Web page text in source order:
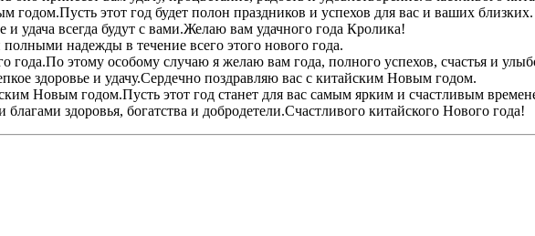
этот год будет полон праздников и успехов для вас и ваших близких.
удача всегда будут с вами.Желаю вам удачного года Кролика!
надежды в течение всего этого нового года.
года.По этому особому случаю я желаю вам года, полного успехов, счастья и
здоровье и удачу.Сердечно поздравляю вас с китайским Новым годом.
Новым годом.Пусть этот год станет для вас самым ярким и счастливым
здоровья, богатства и добродетели.Счастливого китайского Нового года!